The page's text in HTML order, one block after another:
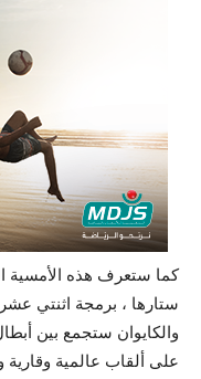
كما ستعرف هذه الأمسية
ستارها ، برمجة اثنتي
والكايوان ستجمع بين
على ألقاب عالمية